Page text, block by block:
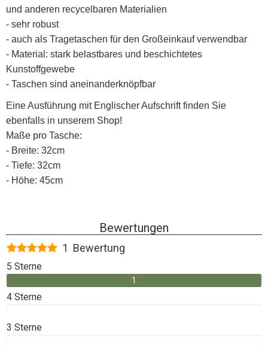
und anderen recycelbaren Materialien
- sehr robust
- auch als Tragetaschen für den Großeinkauf verwendbar
- Material: stark belastbares und beschichtetes
Kunstoffgewebe
- Taschen sind aneinanderknöpfbar
Eine Ausführung mit Englischer Aufschrift finden Sie
ebenfalls in unserem Shop!
Maße pro Tasche:
- Breite: 32cm
- Tiefe: 32cm
- Höhe: 45cm
Bewertungen
1 Bewertung
5 Sterne
1
4 Sterne
3 Sterne